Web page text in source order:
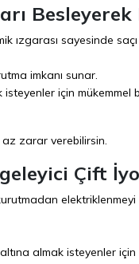
ızgarası sayesinde
imkanı sunar.
isteyenler için mükemmel
zarar verebilirsin.
Çift
elektriklenmeyi
almak isteyenler için